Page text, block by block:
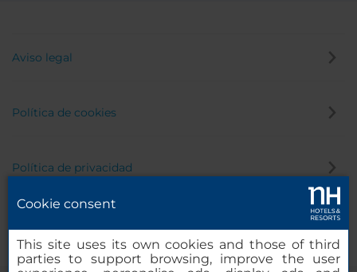
Aviso legal
Política de cookies
Política de privacidad
Cookie consent
This site uses its own cookies and those of third
parties to support browsing, improve the user